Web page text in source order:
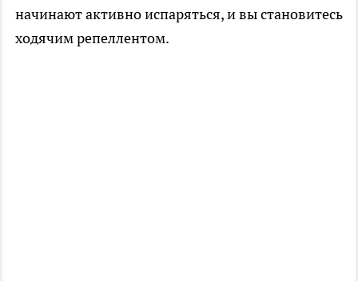
начинают активно испаряться, и вы становитесь
ходячим репеллентом.